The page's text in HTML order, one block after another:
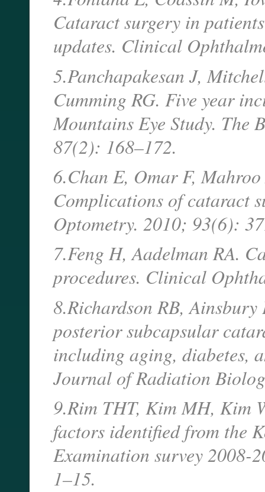
Cataract surgery in
updates. Clinical
5.Panchapakesan J,
Cumming RG. Five year
Mountains Eye Study.
87(2): 168–172.
6.Chan E, Omar F,
Complications of cataract
Optometry. 2010; 93(6):
7.Feng H, Aadelman RA.
procedures. Clinical
8.Richardson RB,
posterior subcapsular
including aging, diabetes,
Journal of Radiation
9.Rim THT, Kim MH, Kim
factors identified from the
Examination survey 2008-
1–15.